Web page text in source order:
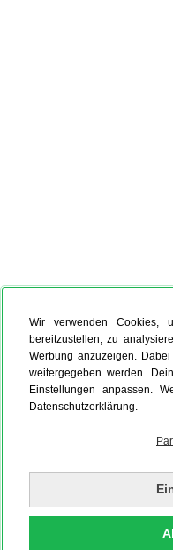
Wir verwenden Cookies,
bereitzustellen, zu
Werbung anzuzeigen.
weitergegeben werden.
Einstellungen anpassen.
Datenschutzerklärung.